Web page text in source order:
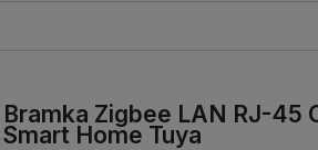
Bramka Zigbee LAN RJ-45
Smart Home Tuya